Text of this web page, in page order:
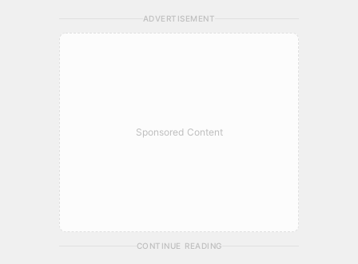
ADVERTISEMENT
Sponsored Content
CONTINUE READING